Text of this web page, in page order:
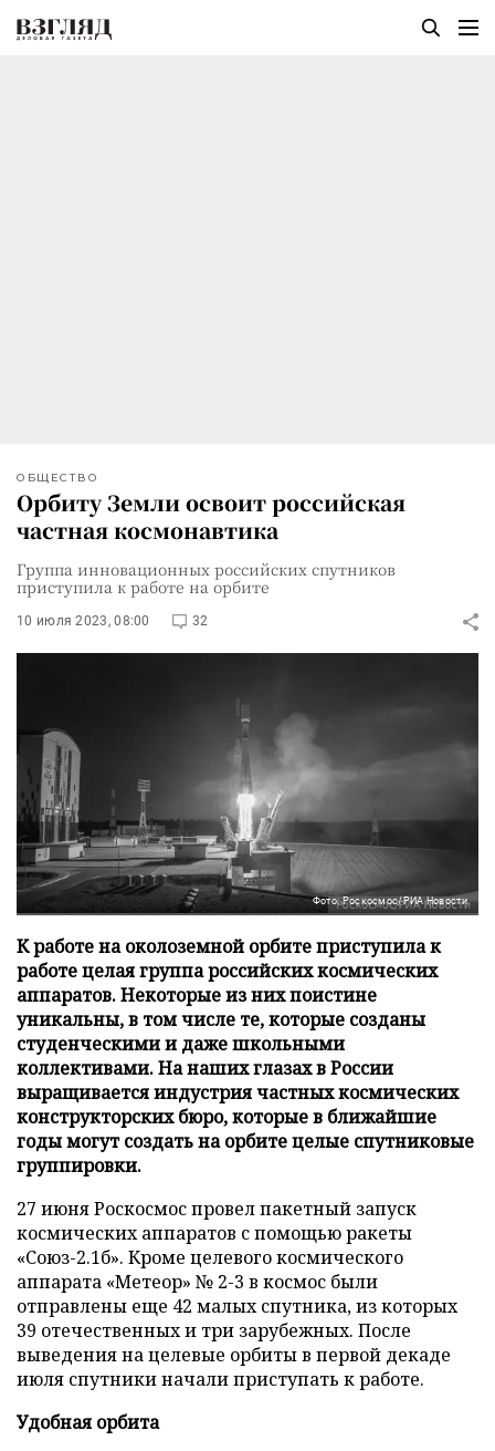
ОБЩЕСТВО
Орбиту Земли освоит российская
частная космонавтика
Группа инновационных российских спутников
приступила к работе на орбите
10 июля 2023, 08:00 32
Фото: Роскосмос/РИА Новости
К работе на околоземной орбите приступила к
работе целая группа российских космических
аппаратов. Некоторые из них поистине
уникальны, в том числе те, которые созданы
студенческими и даже школьными
коллективами. На наших глазах в России
выращивается индустрия частных космических
конструкторских бюро, которые в ближайшие
годы могут создать на орбите целые спутниковые
группировки.
27 июня Роскосмос провел пакетный запуск
космических аппаратов с помощью ракеты
«Союз-2.1б». Кроме целевого космического
аппарата «Метеор» № 2-3 в космос были
отправлены еще 42 малых спутника, из которых
39 отечественных и три зарубежных. После
выведения на целевые орбиты в первой декаде
июля спутники начали приступать к работе.
Удобная орбита